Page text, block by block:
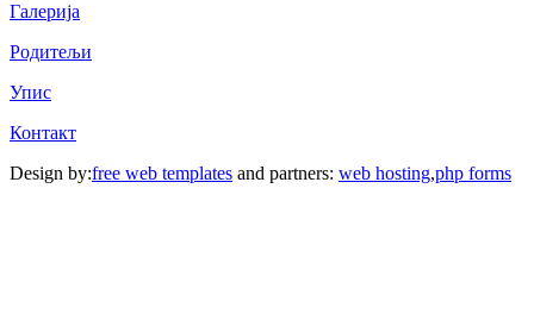
Галерија
Родитељи
Упис
Контакт
Design by:free web templates and partners: web hosting,php forms